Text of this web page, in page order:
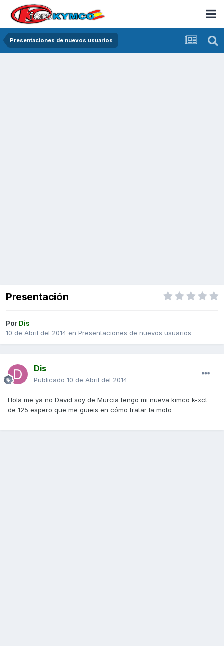
Presentaciones de nuevos usuarios
Presentación
Por Dis
10 de Abril del 2014 en Presentaciones de nuevos usuarios
Dis
Publicado 10 de Abril del 2014
Hola me ya no David soy de Murcia tengo mi nueva kimco k-xct
de 125 espero que me guieis en cómo tratar la moto